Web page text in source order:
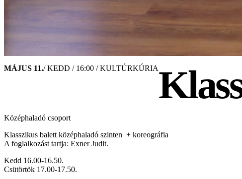
MÁJUS 11./ KEDD / 16:00 / KULTÚRKÚRIA
Középhaladó csoport
Klasszikus balett középhaladó szinten + koreográfia
A foglalkozást tartja: Exner Judit.
Kedd 16.00-16.50.
Csütörtök 17.00-17.50.